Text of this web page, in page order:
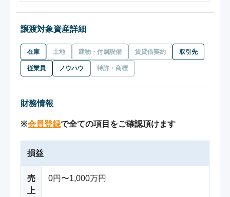
譲渡対象資産詳細
在庫 土地 建物・付属設備 賃貸借契約 取引先
従業員 ノウハウ 特許・商標
財務情報
※会員登録で全ての項目をご確認頂けます
損益
売
上
0円〜1,000万円